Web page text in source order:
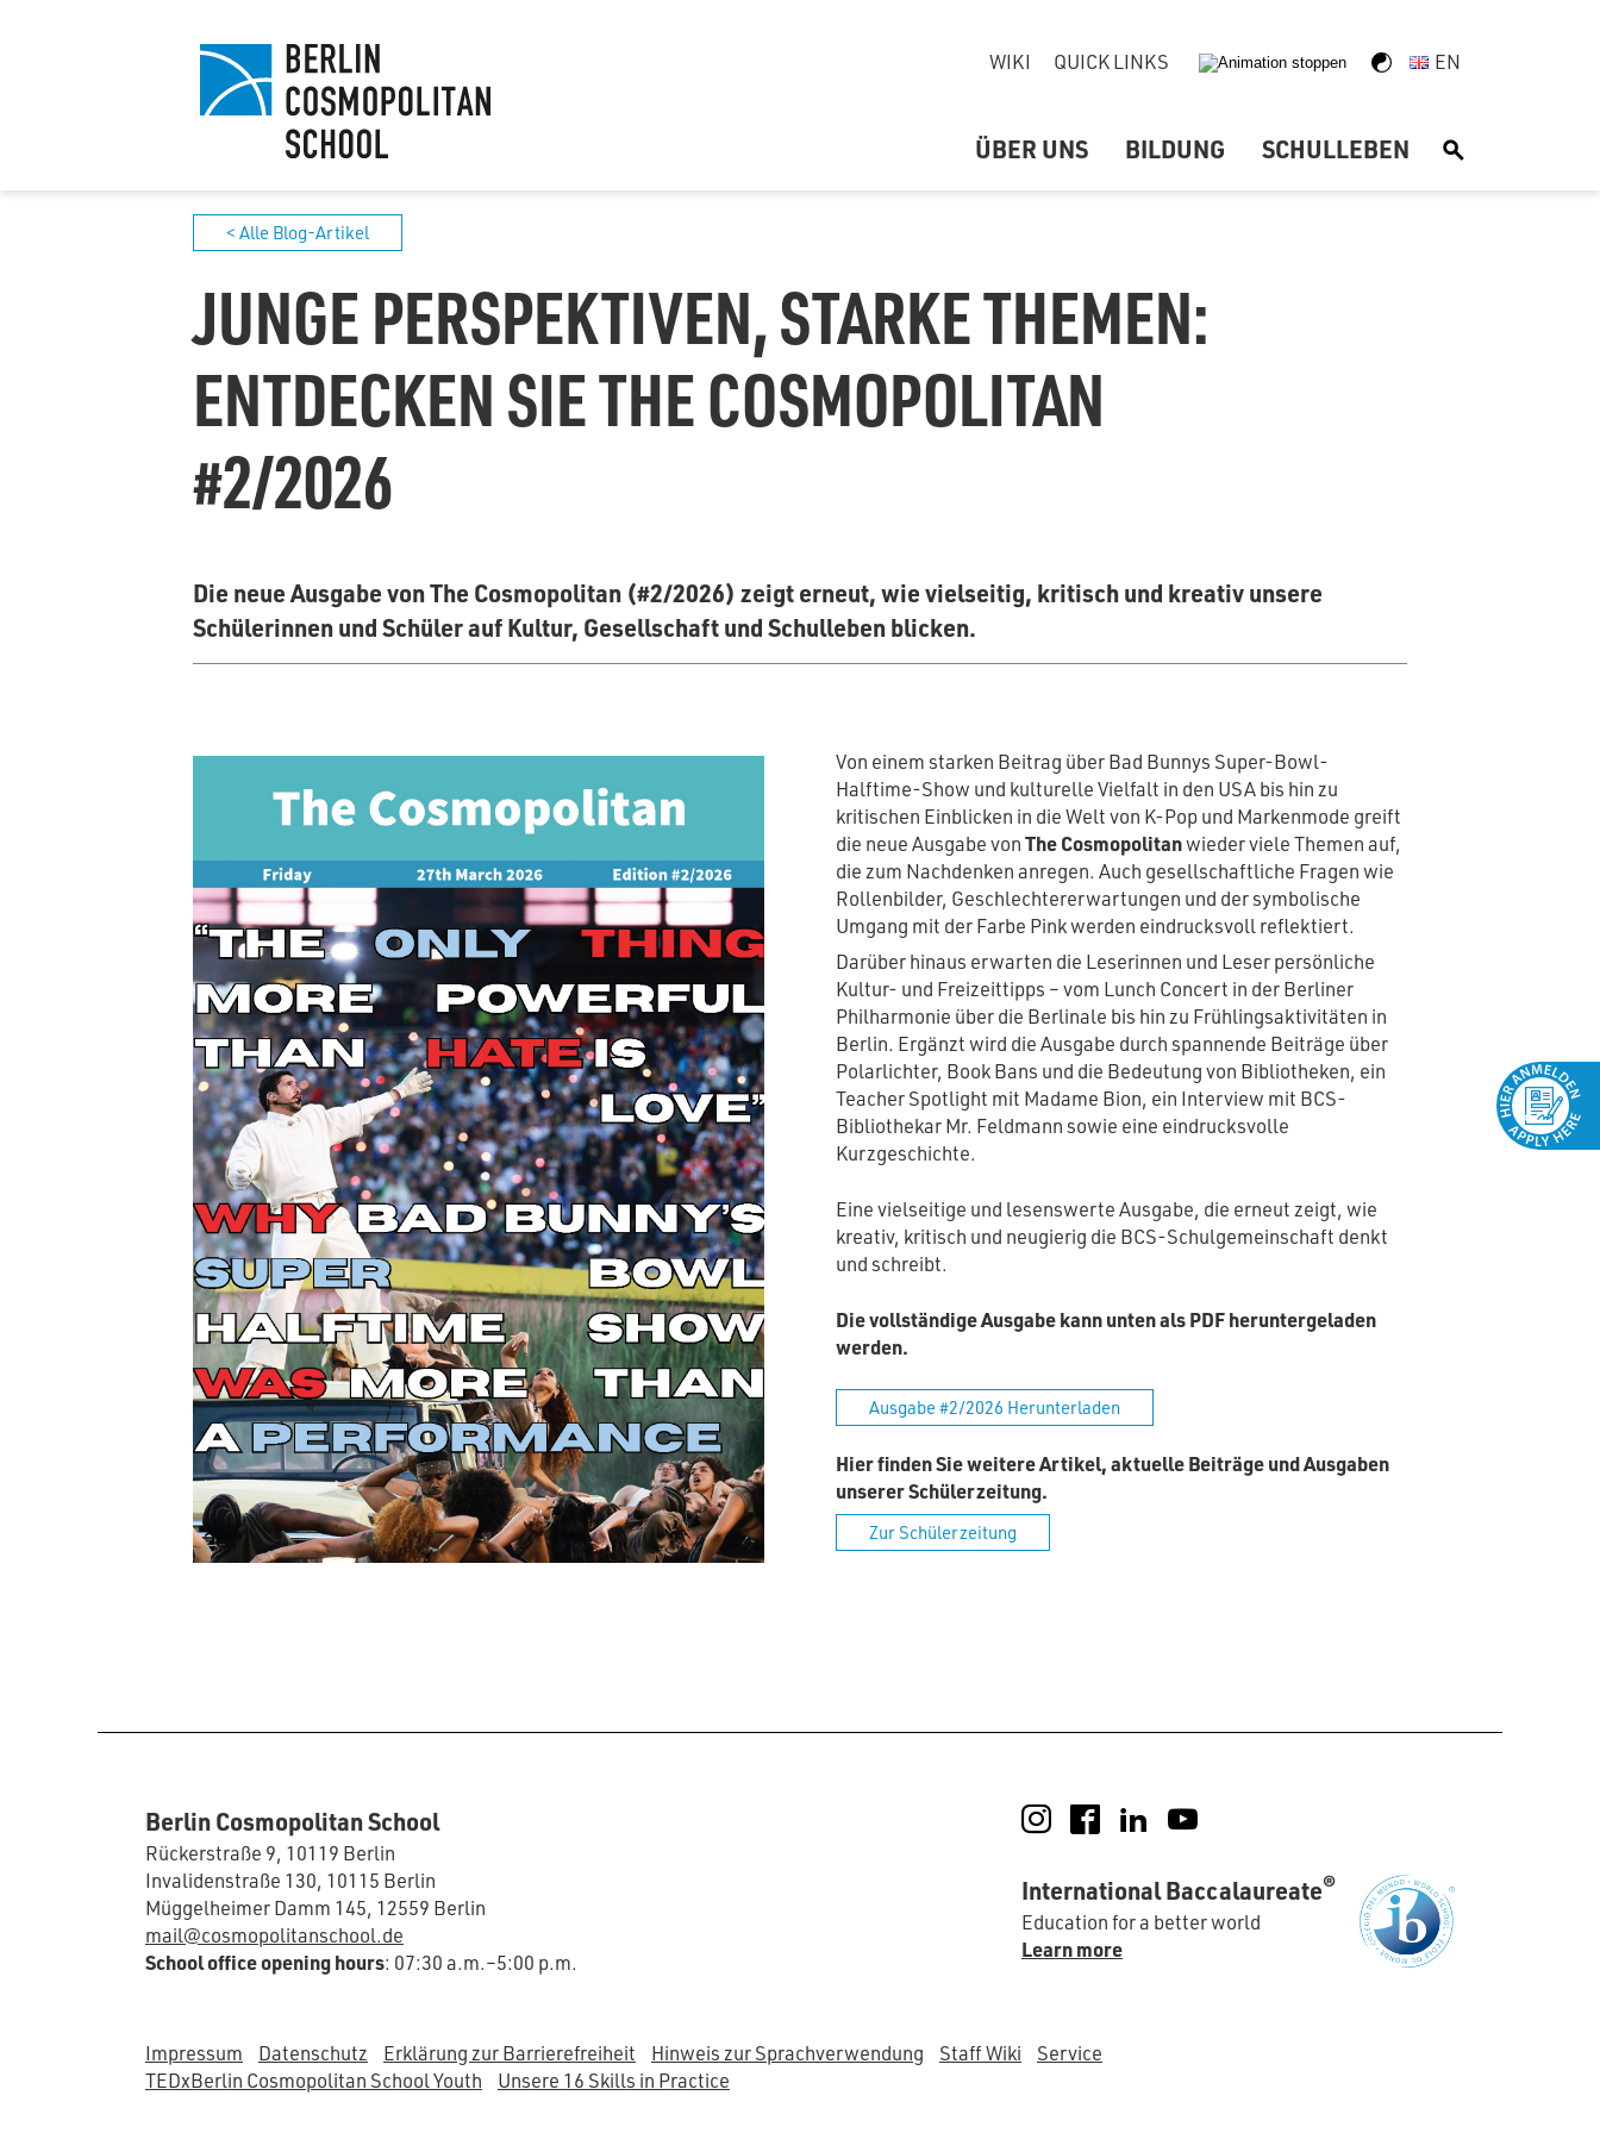
WIKI QUICK LINKS EN
ÜBER UNS BILDUNG SCHULLEBEN S
< Alle Blog-Artikel
JUNGE PERSPEKTIVEN, STARKE THEMEN:
ENTDECKEN SIE THE COSMOPOLITAN
#2/2026
Die neue Ausgabe von The Cosmopolitan (#2/2026) zeigt erneut, wie vielseitig, kritisch und kreativ unsere
Schülerinnen und Schüler auf Kultur, Gesellschaft und Schulleben blicken.
Von einem starken Beitrag über Bad Bunnys Super-Bowl-
Halftime-Show und kulturelle Vielfalt in den USA bis hin zu
kritischen Einblicken in die Welt von K-Pop und Markenmode greift
die neue Ausgabe vonThe Cosmopolitanwieder viele Themen auf,
die zum Nachdenken anregen. Auch gesellschaftliche Fragen wie
Rollenbilder, Geschlechtererwartungen und der symbolische
Umgang mit der Farbe Pink werden eindrucksvoll reflektiert.
Darüber hinaus erwarten die Leserinnen und Leser persönliche
Kultur- und Freizeittipps – vom Lunch Concert in der Berliner
Philharmonie über die Berlinale bis hin zu Frühlingsaktivitäten in
Berlin. Ergänzt wird die Ausgabe durch spannende Beiträge über
Polarlichter, Book Bans und die Bedeutung von Bibliotheken, ein
Teacher Spotlight mit Madame Bion, ein Interview mit BCS-
Bibliothekar Mr. Feldmann sowie eine eindrucksvolle
Kurzgeschichte.
Eine vielseitige und lesenswerte Ausgabe, die erneut zeigt, wie
kreativ, kritisch und neugierig die BCS-Schulgemeinschaft denkt
und schreibt.
Die vollständige Ausgabe kann unten als PDF heruntergeladen
werden.
Ausgabe #2/2026 Herunterladen
Hier finden Sie weitere Artikel, aktuelle Beiträge und Ausgaben
unserer Schülerzeitung.
Zur Schülerzeitung
Berlin Cosmopolitan School
Rückerstraße 9, 10119 Berlin
Invalidenstraße 130, 10115 Berlin
Müggelheimer Damm 145, 12559 Berlin
mail@cosmopolitanschool.de
School office opening hours: 07:30 a.m.–5:00 p.m.
Instagram
FacebookLinkedIn
International Baccalaureate®
Education for a better world
Learn more
Impressum Datenschutz Erklärung zur Barrierefreiheit Hinweis zur Sprachverwendung Staff Wiki
Service
TEDxBerlin Cosmopolitan School Youth
Unsere 16 Skills in Practice